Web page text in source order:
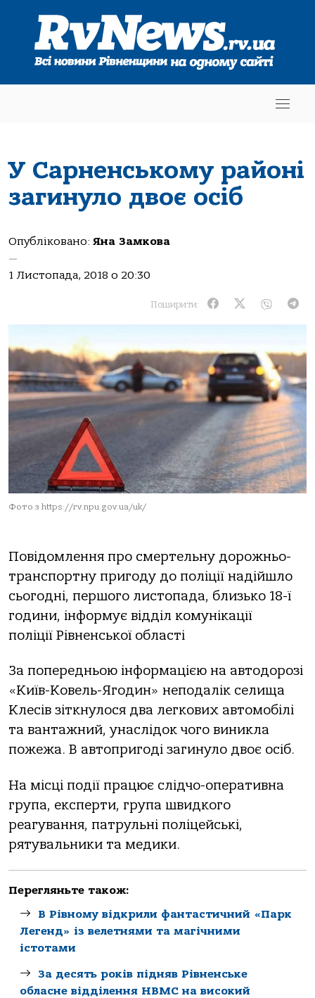
У Сарненському районі
загинуло двоє осіб
Опубліковано: Яна Замкова
—
1 Листопада, 2018 о 20:30
Поширити:
Фото з https://rv.npu.gov.ua/uk/
Повідомлення про смертельну дорожньо-
транспортну пригоду до поліції надійшло
сьогодні, першого листопада, близько 18-ї
години, інформує відділ комунікації
поліції Рівненської області
За попередньою інформацією на автодорозі
«Київ-Ковель-Ягодин» неподалік селища
Клесів зіткнулося два легкових автомобілі
та вантажний, унаслідок чого виникла
пожежа. В автопригоді загинуло двоє осіб.
На місці події працює слідчо-оперативна
група, експерти, група швидкого
реагування, патрульні поліцейські,
рятувальники та медики.
Перегляньте також:
В Рівному відкрили фантастичний «Парк
Легенд» із велетнями та магічними
істотами
За десять років підняв Рівненське
обласне відділення НВМС на високий